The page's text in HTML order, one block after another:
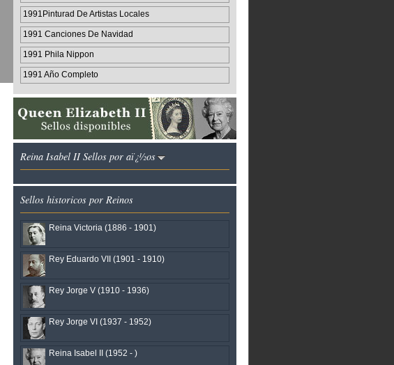
1991Pinturad De Artistas Locales
1991 Canciones De Navidad
1991 Phila Nippon
1991 Año Completo
Reina Isabel II Sellos por aï¿½os
Sellos historicos por Reinos
Reina Victoria (1886 - 1901)
Rey Eduardo VII (1901 - 1910)
Rey Jorge V (1910 - 1936)
Rey Jorge VI (1937 - 1952)
Reina Isabel II (1952 - )